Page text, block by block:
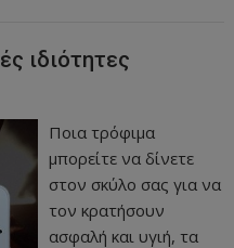
ιδιότητες
Ποια τρόφιμα
μπορείτε να δίνετε
στον σκύλο σας για να
τον κρατήσουν
ασφαλή και υγιή, τα